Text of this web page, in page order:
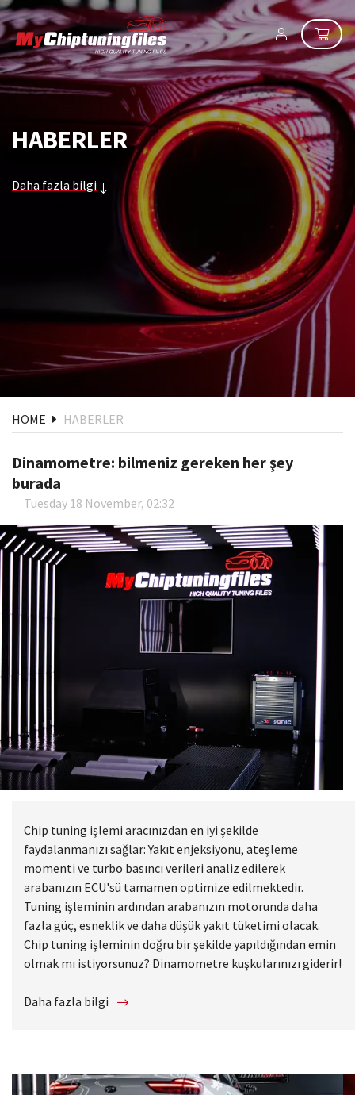
HABERLER
Daha fazla bilgi
HOME HABERLER
Dinamometre: bilmeniz gereken her şey
burada
Tuesday 18 November, 02:32
Chip tuning işlemi aracınızdan en iyi şekilde
faydalanmanızı sağlar: Yakıt enjeksiyonu, ateşleme
momenti ve turbo basıncı verileri analiz edilerek
arabanızın ECU'sü tamamen optimize edilmektedir.
Tuning işleminin ardından arabanızın motorunda daha
fazla güç, esneklik ve daha düşük yakıt tüketimi olacak.
Chip tuning işleminin doğru bir şekilde yapıldığından emin
olmak mı istiyorsunuz? Dinamometre kuşkularınızı giderir!
Daha fazla bilgi